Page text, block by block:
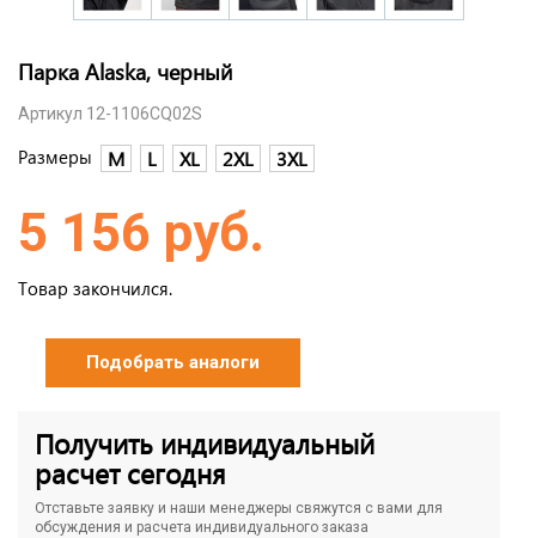
Парка Alaska, черный
Артикул 12-1106CQ02S
Размеры M L XL 2XL 3XL
5 156 руб.
Товар закончился.
Подобрать аналоги
Получить индивидуальный
расчет сегодня
Отставьте заявку и наши менеджеры свяжутся с вами для
обсуждения и расчета индивидуального заказа